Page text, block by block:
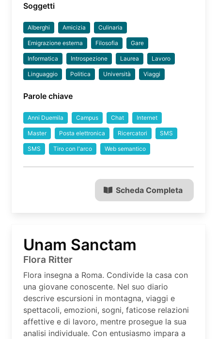
Soggetti
Alberghi Amicizia Culinaria
Emigrazione esterna Filosofia Gare
Informatica Introspezione Laurea Lavoro
Linguaggio Politica Università Viaggi
Parole chiave
Anni Duemila Campus Chat Internet
Master Posta elettronica Ricercatori SMS
SMS Tiro con l'arco Web semantico
Scheda Completa
Unam Sanctam
Flora Ritter
Flora insegna a Roma. Condivide la casa con
una giovane conoscente. Nel suo diario
descrive escursioni in montagna, viaggi e
spettacoli, emozioni, sogni, faticose relazioni
affettive e di lavoro, mentre prosegue la sua
analisi individuale. Con entusiasmo impara a